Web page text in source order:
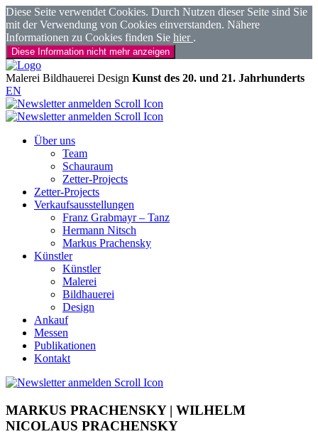
Diese Seite verwendet Cookies. Durch Nutzen dieser Seite sind Sie
mit der Verwendung von Cookies einverstanden. Nähere
Informationen zu Cookies finden Sie hier .
Diese Information nicht mehr anzeigen
Malerei Bildhauerei Design Kunst des 20. und 21. Jahrhunderts
EN
Über uns
Team
Schauraum
Zetter-Projects
Zetter-Projects
Verkaufsausstellungen
Franz Grabmayr – Tanz
Hermann Nitsch
Markus Prachensky
Künstler
Künstler
Malerei
Bildhauerei
Design
Ankauf
Messen
Publikationen
Kontakt
MARKUS PRACHENSKY | WILHELM
NICOLAUS PRACHENSKY